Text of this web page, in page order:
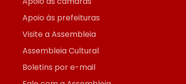
Apoio às prefeituras
Visite a Assembleia
Assembleia Cultural
Boletins por e-mail